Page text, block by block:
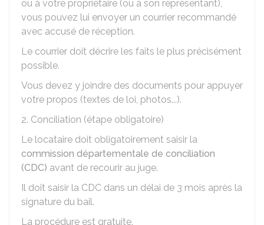
ou à votre propriétaire (ou à son représentant),
vous pouvez lui envoyer un courrier recommandé
avec accusé de réception.
Le courrier doit décrire les faits le plus précisément
possible.
Vous devez y joindre des documents pour appuyer
votre propos (textes de loi, photos...).
2. Conciliation (étape obligatoire)
Le locataire doit obligatoirement saisir la
commission départementale de conciliation
(CDC) avant de recourir au juge.
Il doit saisir la CDC dans un délai de 3 mois après la
signature du bail.
La procédure est gratuite.